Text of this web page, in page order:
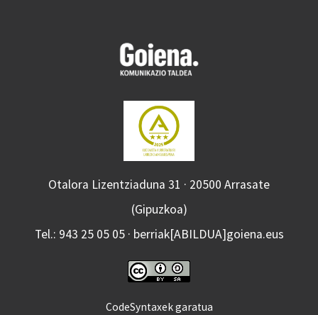
Otalora Lizentziaduna 31 · 20500 Arrasate
(Gipuzkoa)
Tel.: 943 25 05 05 · berriak[ABILDUA]goiena.eus
CodeSyntaxek garatua